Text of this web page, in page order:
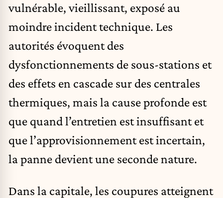
vulnérable, vieillissant, exposé au
moindre incident technique. Les
autorités évoquent des
dysfonctionnements de sous-stations et
des effets en cascade sur des centrales
thermiques, mais la cause profonde est
que quand l’entretien est insuffisant et
que l’approvisionnement est incertain,
la panne devient une seconde nature.
Dans la capitale, les coupures atteignent